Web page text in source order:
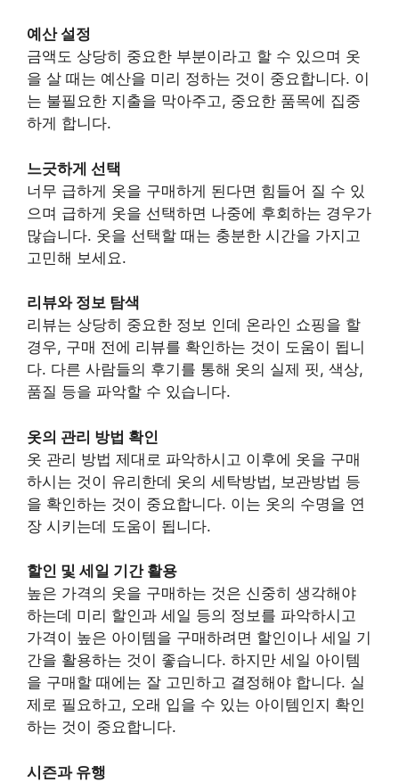
예산 설정
금액도 상당히 중요한 부분이라고 할 수 있으며 옷
을 살 때는 예산을 미리 정하는 것이 중요합니다. 이
는 불필요한 지출을 막아주고, 중요한 품목에 집중
하게 합니다.
느긋하게 선택
너무 급하게 옷을 구매하게 된다면 힘들어 질 수 있
으며 급하게 옷을 선택하면 나중에 후회하는 경우가
많습니다. 옷을 선택할 때는 충분한 시간을 가지고
고민해 보세요.
리뷰와 정보 탐색
리뷰는 상당히 중요한 정보 인데 온라인 쇼핑을 할
경우, 구매 전에 리뷰를 확인하는 것이 도움이 됩니
다. 다른 사람들의 후기를 통해 옷의 실제 핏, 색상,
품질 등을 파악할 수 있습니다.
옷의 관리 방법 확인
옷 관리 방법 제대로 파악하시고 이후에 옷을 구매
하시는 것이 유리한데 옷의 세탁방법, 보관방법 등
을 확인하는 것이 중요합니다. 이는 옷의 수명을 연
장 시키는데 도움이 됩니다.
할인 및 세일 기간 활용
높은 가격의 옷을 구매하는 것은 신중히 생각해야
하는데 미리 할인과 세일 등의 정보를 파악하시고
가격이 높은 아이템을 구매하려면 할인이나 세일 기
간을 활용하는 것이 좋습니다. 하지만 세일 아이템
을 구매할 때에는 잘 고민하고 결정해야 합니다. 실
제로 필요하고, 오래 입을 수 있는 아이템인지 확인
하는 것이 중요합니다.
시즌과 유행